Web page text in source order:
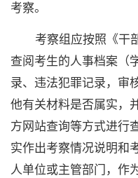
考察。
考察组应按照《干
查阅考生的人事档案（
录、违法犯罪记录，审
他有关材料是否属实，
方网站查询等方式进行
实作出考察情况说明和
人单位或主管部门，作